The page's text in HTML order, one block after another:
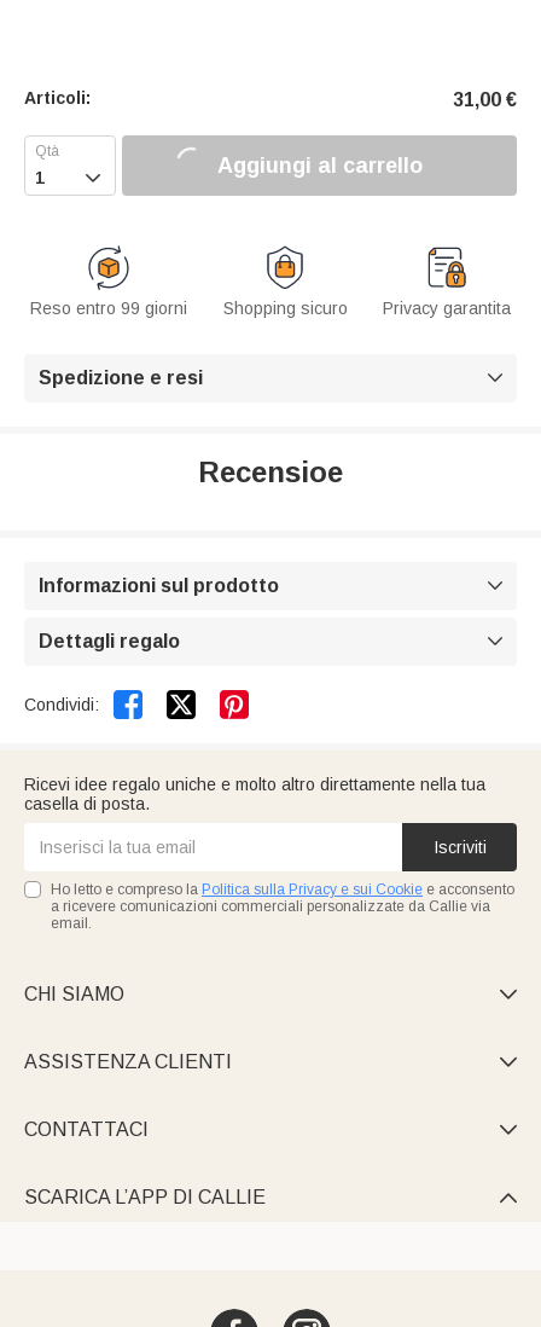
Articoli: 31,00 €
 Aggiungi al carrello
Reso entro 99 giorni Shopping sicuro Privacy garantita
Spedizione e resi 
Recensioe
Informazioni sul prodotto 
Dettagli regalo 
Condividi:  
Ricevi idee regalo uniche e molto altro direttamente nella tua
casella di posta.
Iscriviti
Ho letto e compreso la Politica sulla Privacy e sui Cookie e acconsento
a ricevere comunicazioni commerciali personalizzate da Callie via
email.
CHI SIAMO 
ASSISTENZA CLIENTI 
CONTATTACI 
SCARICA L’APP DI CALLIE 